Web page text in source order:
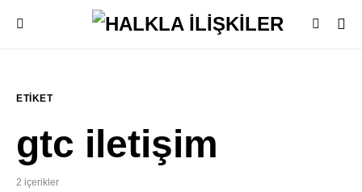
ETIKET
gtc iletişim
2 içerikler